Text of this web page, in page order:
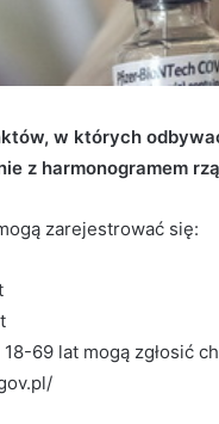
w których
z harmonogramem
zarejestrować się:
69 lat mogą zgłosić